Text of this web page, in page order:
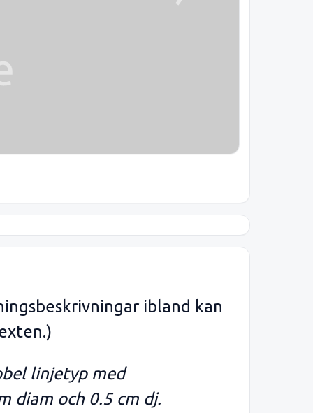
ibland kan
linjetyp med
diam och 0.5 cm dj.